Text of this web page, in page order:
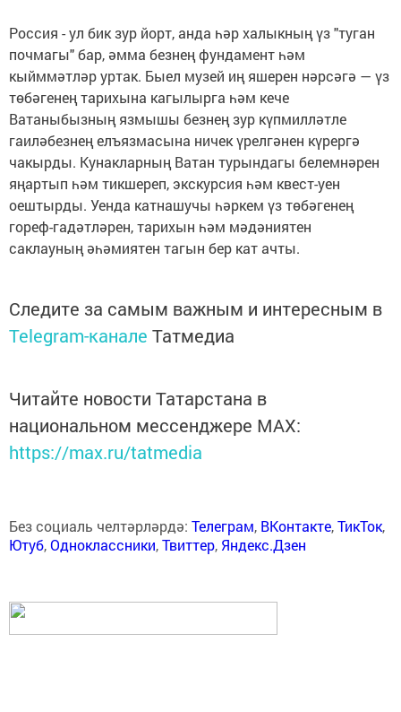
Россия - ул бик зур йорт, анда һәр халыкның үз "туган
почмагы" бар, әмма безнең фундамент һәм
кыйммәтләр уртак. Быел музей иң яшерен нәрсәгә — үз
төбәгенең тарихына кагылырга һәм кече
Ватаныбызның язмышы безнең зур күпмилләтле
гаиләбезнең елъязмасына ничек үрелгәнен күрергә
чакырды. Кунакларның Ватан турындагы белемнәрен
яңартып һәм тикшереп, экскурсия һәм квест-уен
оештырды. Уенда катнашучы һәркем үз төбәгенең
гореф-гадәтләрен, тарихын һәм мәдәниятен
саклауның әһәмиятен тагын бер кат ачты.
Следите за самым важным и интересным в
Telegram-канале Татмедиа
Читайте новости Татарстана в
национальном мессенджере MАХ:
https://max.ru/tatmedia
Без социаль челтәрләрдә: Телеграм, ВКонтакте,ТикТок,
Ютуб,Одноклассники,Твиттер, Яндекс.Дзен